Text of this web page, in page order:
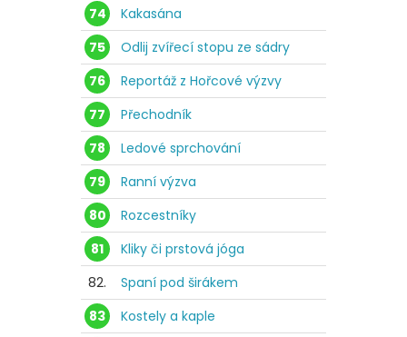
74
Kakasána
75
Odlij zvířecí stopu ze sádry
76
Reportáž z Hořcové výzvy
77
Přechodník
78
Ledové sprchování
79
Ranní výzva
80
Rozcestníky
81
Kliky či prstová jóga
82.
Spaní pod širákem
83
Kostely a kaple